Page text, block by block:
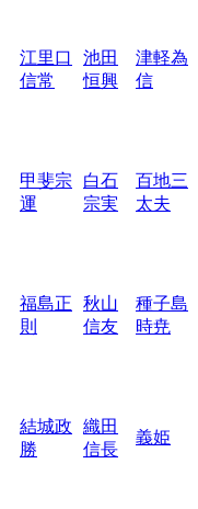
江里口
信常
池田
恒興
津軽為
信
甲斐宗
運
白石
宗実
百地三
太夫
福島正
則
秋山
信友
種子島
時尭
結城政
勝
織田
信長
義姫